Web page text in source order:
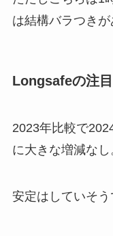
は結構バラつきが
Longsafeの注
2023年比較で
に大きな増減なし
安定はしていそう